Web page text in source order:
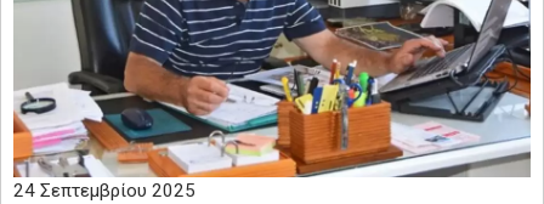
24 Σεπτεμβρίου 2025